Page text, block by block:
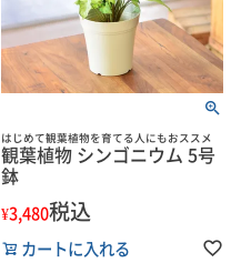
はじめて観葉植物を育てる人にもおススメ
観葉植物 シンゴニウム 5号
鉢
¥3,480税込
カートに入れる